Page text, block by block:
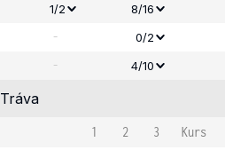
1/2
8/16
-
0/2
- 4/10
Tráva
1 2 3
Kurs